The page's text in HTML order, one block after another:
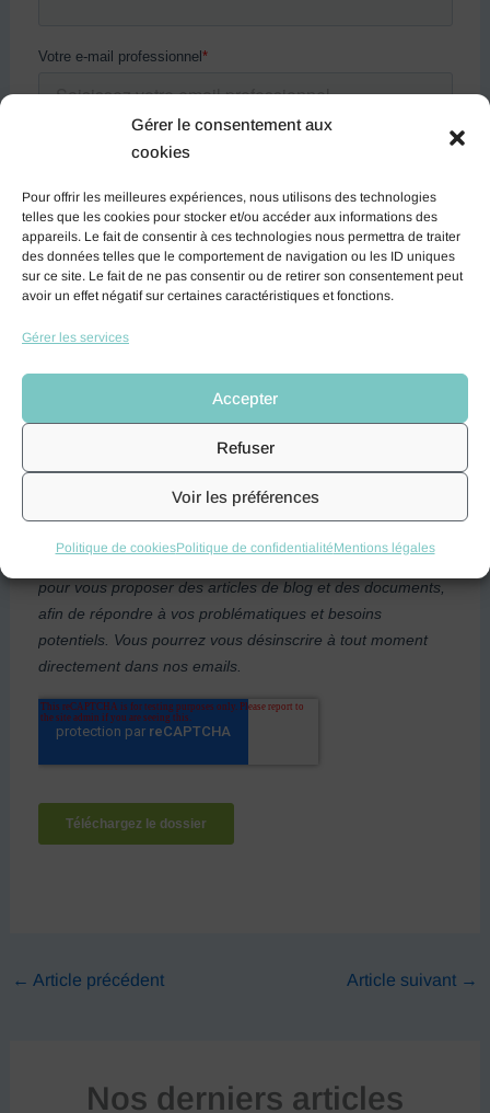
Gérer le consentement aux
cookies
Pour offrir les meilleures expériences, nous utilisons des technologies
telles que les cookies pour stocker et/ou accéder aux informations des
appareils. Le fait de consentir à ces technologies nous permettra de traiter
des données telles que le comportement de navigation ou les ID uniques
sur ce site. Le fait de ne pas consentir ou de retirer son consentement peut
avoir un effet négatif sur certaines caractéristiques et fonctions.
Gérer les services
Accepter
Refuser
Voir les préférences
Politique de cookiesPolitique de confidentialitéMentions légales
← Article précédent Article suivant →
Nos derniers articles